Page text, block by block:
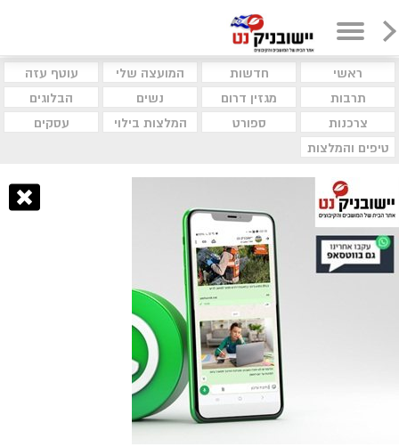
ראשי חדשות המועצה שלי
עוטף עזה
תרבות
מגזין דרום נשים
הבלוגים
צרכנות
ספורט המלצות בילוי
עסקים
טיפים והמלצות